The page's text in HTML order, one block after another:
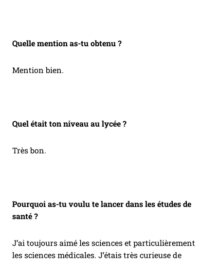
Quelle mention as-tu obtenu ?
Mention bien.
Quel était ton niveau au lycée ?
Très bon.
Pourquoi as-tu voulu te lancer dans les études de
santé ?
J’ai toujours aimé les sciences et particulièrement
les sciences médicales. J’étais très curieuse de